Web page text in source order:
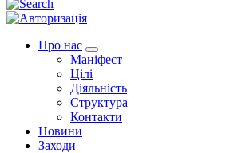
Про нас
Маніфест
Цілі
Діяльність
Структура
Контакти
Новини
Заходи